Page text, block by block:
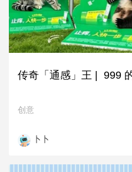
传奇「通感」王 | 999
创意
卜卜